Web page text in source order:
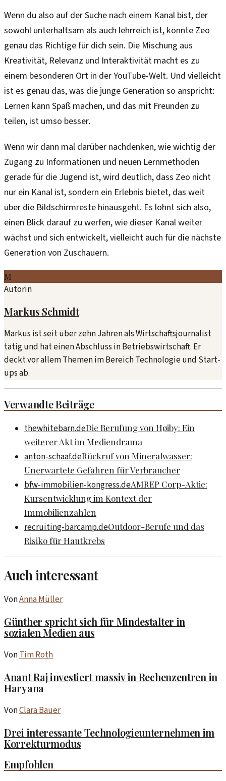
Wenn du also auf der Suche nach einem Kanal bist, der
sowohl unterhaltsam als auch lehrreich ist, könnte Zeo
genau das Richtige für dich sein. Die Mischung aus
Kreativität, Relevanz und Interaktivität macht es zu
einem besonderen Ort in der YouTube-Welt. Und vielleicht
ist es genau das, was die junge Generation so anspricht:
Lernen kann Spaß machen, und das mit Freunden zu
teilen, ist umso besser.
Wenn wir dann mal darüber nachdenken, wie wichtig der
Zugang zu Informationen und neuen Lernmethoden
gerade für die Jugend ist, wird deutlich, dass Zeo nicht
nur ein Kanal ist, sondern ein Erlebnis bietet, das weit
über die Bildschirmreste hinausgeht. Es lohnt sich also,
einen Blick darauf zu werfen, wie dieser Kanal weiter
wächst und sich entwickelt, vielleicht auch für die nächste
Generation von Zuschauern.
M
Autorin
Markus Schmidt
Markus ist seit über zehn Jahren als Wirtschaftsjournalist
tätig und hat einen Abschluss in Betriebswirtschaft. Er
deckt vor allem Themen im Bereich Technologie und Start-
ups ab.
Verwandte Beiträge
thewhitebarn.deDie Berufung von Høiby: Ein
weiterer Akt im Mediendrama
anton-schaaf.deRückruf von Mineralwasser:
Unerwartete Gefahren für Verbraucher
bfw-immobilien-kongress.deAMREP Corp-Aktie:
Kursentwicklung im Kontext der
Immobilienzahlen
recruiting-barcamp.deOutdoor-Berufe und das
Risiko für Hautkrebs
Auch interessant
VonAnna Müller
Günther spricht sich für Mindestalter in
sozialen Medien aus
VonTim Roth
Anant Raj investiert massiv in Rechenzentren in
Haryana
VonClara Bauer
Drei interessante Technologieunternehmen im
Korrekturmodus
Empfohlen